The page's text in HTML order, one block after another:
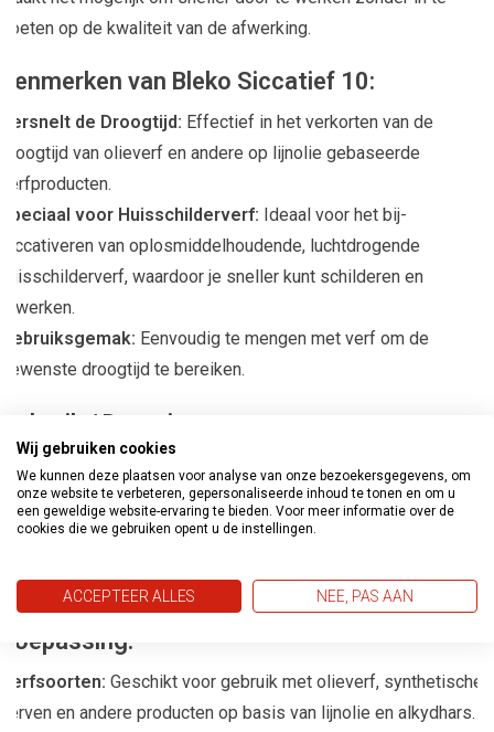
boeten op de kwaliteit van de afwerking.
Kenmerken van Bleko Siccatief 10:
Versnelt de Droogtijd: Effectief in het verkorten van de
droogtijd van olieverf en andere op lijnolie gebaseerde
verfproducten.
Speciaal voor Huisschilderverf: Ideaal voor het bij-
siccativeren van oplosmiddelhoudende, luchtdrogende
huisschilderverf, waardoor je sneller kunt schilderen en
afwerken.
Gebruiksgemak: Eenvoudig te mengen met verf om de
gewenste droogtijd te bereiken.
Gebruik / Dosering:
Bij Gebruiksklare Verf:
siccatief toe aan de verf voor een effectieve werking.
Voor Gekookte Lijnolie:Voeg 3 tot 5% siccatief toe aan
kwaliteit van de olie te beïnvloeden.
Toepassing:
Verfsoorten: Geschikt voor gebruik met olieverf, synthetische
verven en andere producten op basis van lijnolie en alkydhars.
Wij gebruiken cookies
We kunnen deze plaatsen voor analyse van onze bezoekersgegevens, om
onze website te verbeteren, gepersonaliseerde inhoud te tonen en om u
een geweldige website-ervaring te bieden. Voor meer informatie over de
cookies die we gebruiken opent u de instellingen.
ACCEPTEER ALLES NEE, PAS AAN